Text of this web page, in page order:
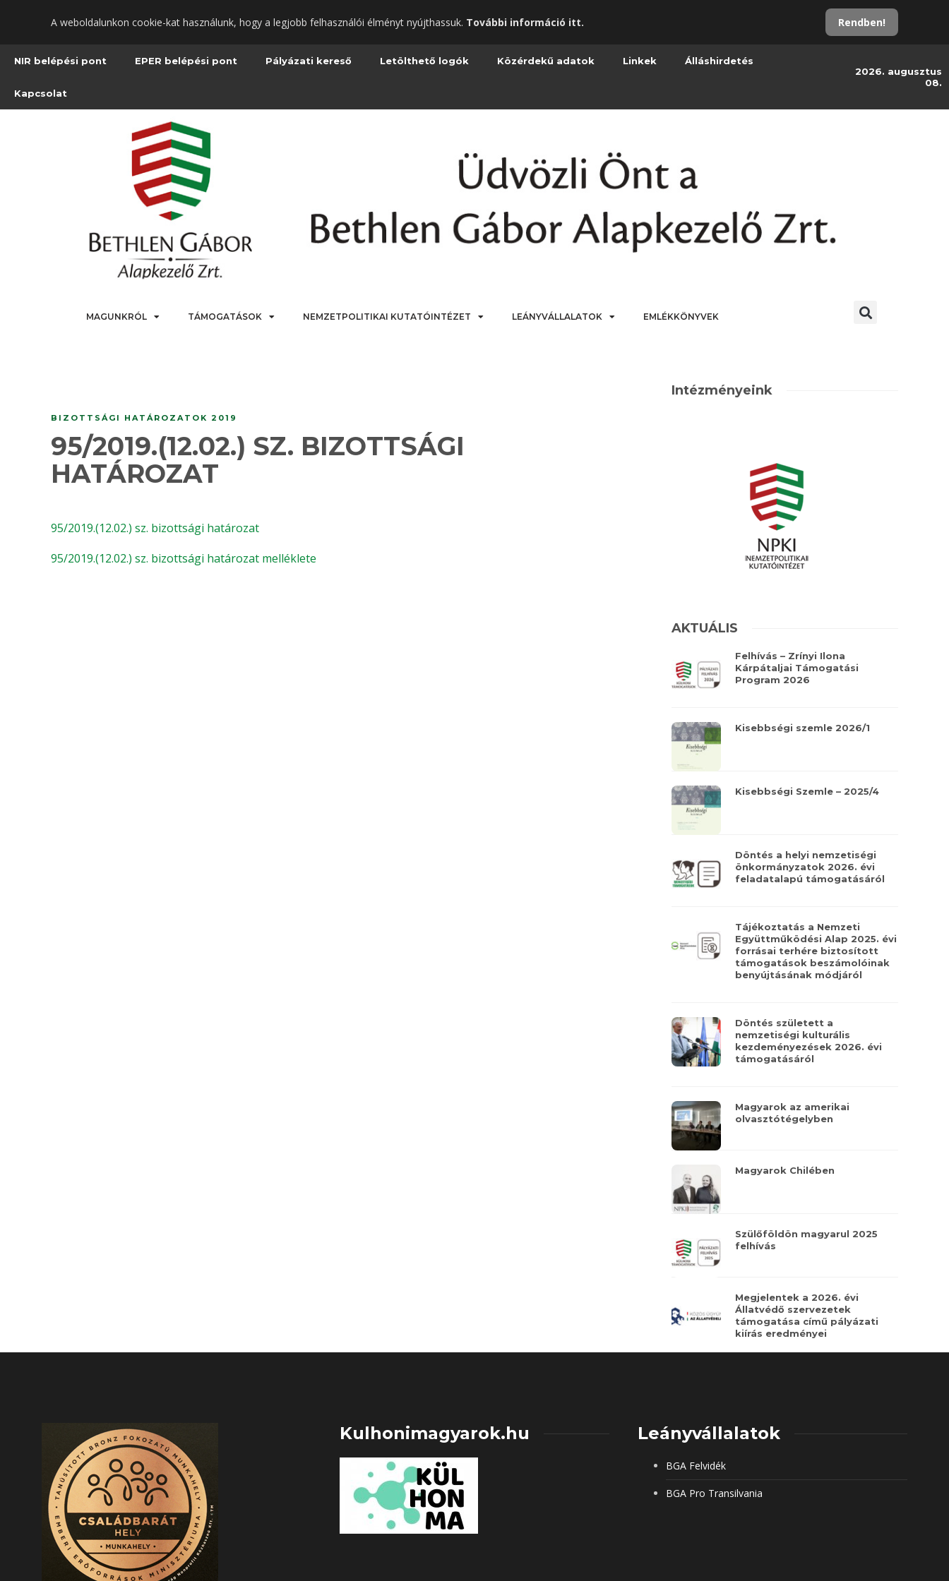
tartalomra
A weboldalunkon cookie-kat használunk, hogy a legjobb felhasználói élményt nyújthassuk. További információ itt. Rendben!
NIR belépési pont EPER belépési pont Pályázati kereső Letölthető logók Közérdekű adatok Linkek Álláshirdetés
Kapcsolat
2026. augusztus
08.
MAGUNKRÓL TÁMOGATÁSOK NEMZETPOLITIKAI KUTATÓINTÉZET LEÁNYVÁLLALATOK EMLÉKKÖNYVEK
BIZOTTSÁGI HATÁROZATOK 2019
95/2019.(12.02.) SZ. BIZOTTSÁGI
HATÁROZAT
95/2019.(12.02.) sz. bizottsági határozat
95/2019.(12.02.) sz. bizottsági határozat melléklete
Intézményeink
AKTUÁLIS
Felhívás – Zrínyi Ilona
Kárpátaljai Támogatási
Program 2026
Kisebbségi szemle 2026/1
Kisebbségi Szemle – 2025/4
Döntés a helyi nemzetiségi
önkormányzatok 2026. évi
feladatalapú támogatásáról
Tájékoztatás a Nemzeti
Együttműködési Alap 2025. évi
forrásai terhére biztosított
támogatások beszámolóinak
benyújtásának módjáról
Döntés született a
nemzetiségi kulturális
kezdeményezések 2026. évi
támogatásáról
Magyarok az amerikai
olvasztótégelyben
Magyarok Chilében
Szülőföldön magyarul 2025
felhívás
Megjelentek a 2026. évi
Állatvédő szervezetek
támogatása című pályázati
kiírás eredményei
Kulhonimagyarok.hu Leányvállalatok
BGA Felvidék
BGA Pro Transilvania